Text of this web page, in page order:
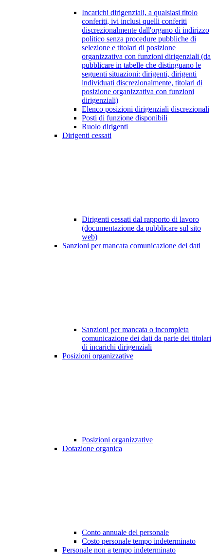
Incarichi dirigenziali, a qualsiasi titolo
conferiti, ivi inclusi quelli conferiti
discrezionalmente dall'organo di indirizzo
politico senza procedure pubbliche di
selezione e titolari di posizione
organizzativa con funzioni dirigenziali (da
pubblicare in tabelle che distinguano le
seguenti situazioni: dirigenti, dirigenti
individuati discrezionalmente, titolari di
posizione organizzativa con funzioni
dirigenziali)
Elenco posizioni dirigenziali discrezionali
Posti di funzione disponibili
Ruolo dirigenti
Dirigenti cessati
Dirigenti cessati dal rapporto di lavoro
(documentazione da pubblicare sul sito
web)
Sanzioni per mancata comunicazione dei dati
Sanzioni per mancata o incompleta
comunicazione dei dati da parte dei titolari
di incarichi dirigenziali
Posizioni organizzative
Posizioni organizzative
Dotazione organica
Conto annuale del personale
Costo personale tempo indeterminato
Personale non a tempo indeterminato